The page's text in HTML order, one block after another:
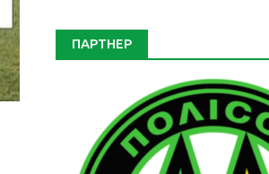
ПАРТНЕР